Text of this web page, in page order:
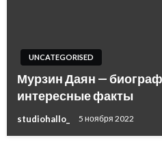
UNCATEGORISED
Мурзин Даян —
интересные факты
studiohallo_ 5 ноября 2022